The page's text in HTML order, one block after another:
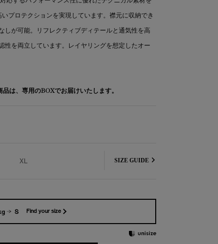
プロテクションを実現しています。襟元に収納でき
しが可能。リフレクティブディテールと通気性を高
性を両立しています。レイヤリングを想定したオー
は、専用のBOXでお届けいたします。
XL SIZE GUIDE
S Find your size